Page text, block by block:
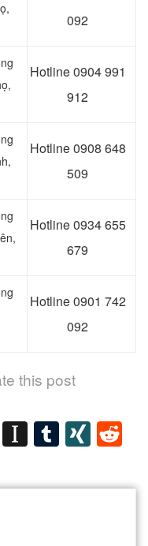
,
092
Hotline 0904 991
912
Hotline 0908 648
509
Hotline 0934 655
679
Hotline 0901 742
092
this post
LinkedIn
Instapaper
Tumblr